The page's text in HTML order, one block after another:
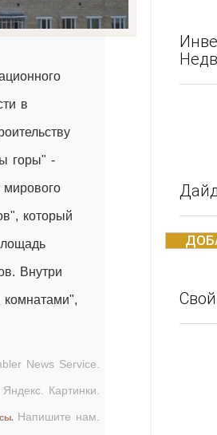
в
горы" -
который
Внутри
News Service.
Яндекс. Картинки.
Напишите нам.